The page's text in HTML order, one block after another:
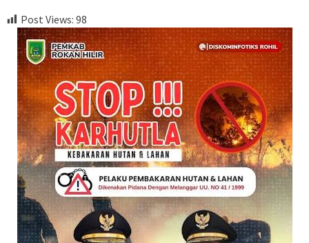
Post Views: 98